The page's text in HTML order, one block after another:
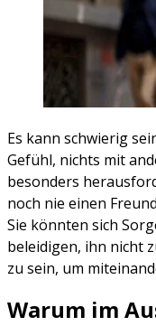
Es kann schwierig
Gefühl, nichts mit
besonders
noch nie einen
Sie könnten sich
beleidigen, ihn nicht
zu sein, um
Warum im